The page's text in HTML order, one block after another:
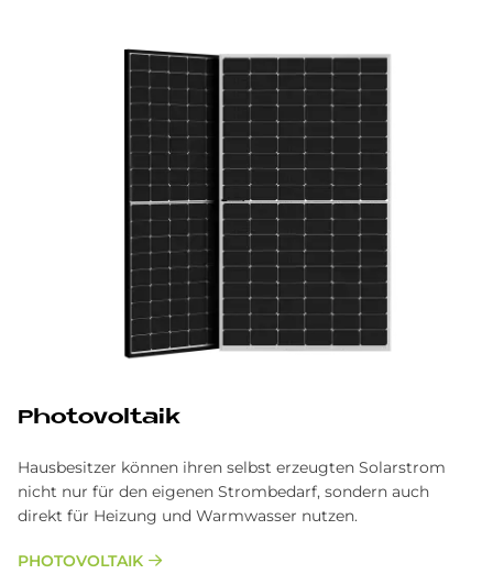
Photovoltaik
Hausbesitzer können ihren selbst erzeugten Solarstrom
nicht nur für den eigenen Strombedarf, sondern auch
direkt für Heizung und Warmwasser nutzen.
PHOTOVOLTAIK